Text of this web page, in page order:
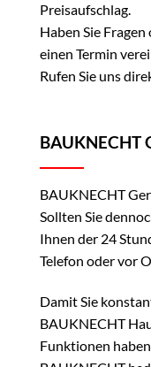
Preisaufschlag.
Haben Sie
einen Termin
Rufen Sie uns
BAUKNECHT
BAUKNECHT
Sollten Sie
Ihnen der 24
Telefon oder vor
Damit Sie
BAUKNECHT
Funktionen